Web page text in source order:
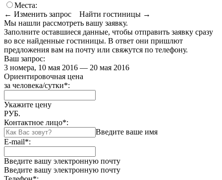
Места:
← Изменить запрос
Найти гостиницы →
Мы нашли рассмотреть вашу заявку.
Заполните оставшиеся данные, чтобы отправить заявку сразу
во все найденные гостиницы. В ответ они пришлют
предложения вам на почту или свяжутся по телефону.
Ваш запрос:
3 номера, 10 мая 2016 — 20 мая 2016
Ориентировочная цена
за человека/сутки*:
Укажите цену
РУБ.
Контактное лицо*:
Введите ваше имя
E-mail*:
Введите вашу электронную почту
Введите вашу электронную почту